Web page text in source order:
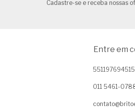
Cadastre-se e receba nossas
Entre em
011 5461-